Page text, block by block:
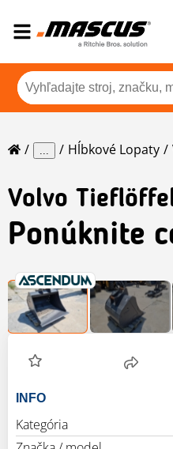
... Hĺbkové Lopaty
Volvo
Ponúknite
INFO
Kategória